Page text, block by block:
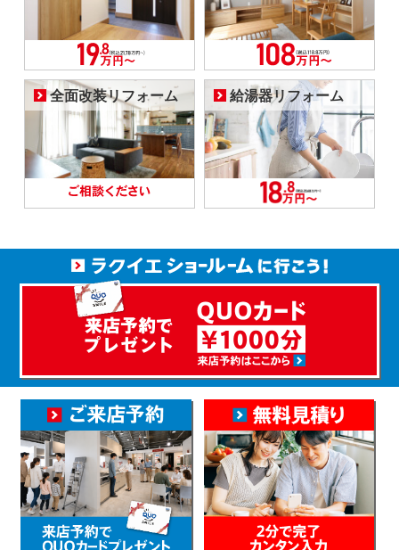
全面改装リフォーム 給湯器リフォーム